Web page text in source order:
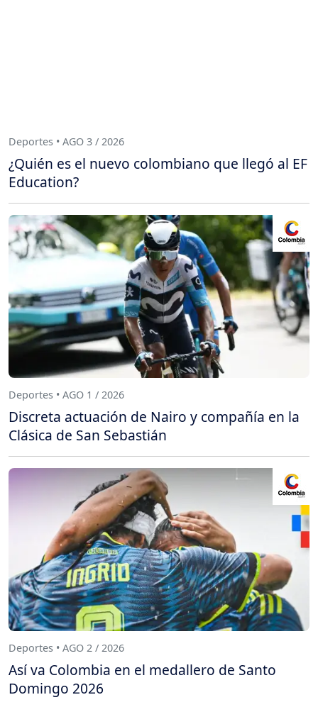
Deportes • AGO 3 / 2026
¿Quién es el nuevo colombiano que llegó al EF
Education?
Deportes • AGO 1 / 2026
Discreta actuación de Nairo y compañía en la
Clásica de San Sebastián
Deportes • AGO 2 / 2026
Así va Colombia en el medallero de Santo
Domingo 2026